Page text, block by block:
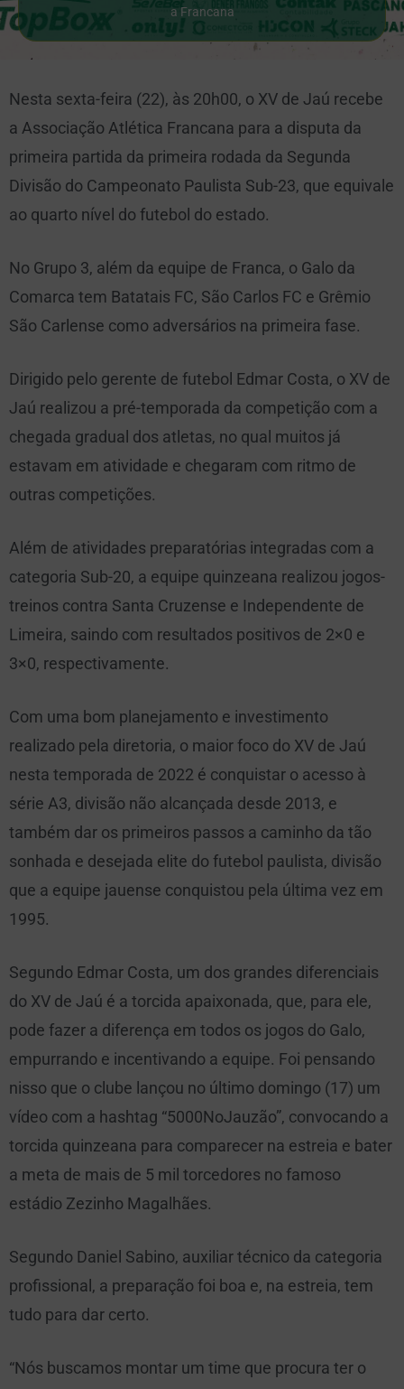
a Francana
Nesta sexta-feira (22), às 20h00, o XV de Jaú recebe
a Associação Atlética Francana para a disputa da
primeira partida da primeira rodada da Segunda
Divisão do Campeonato Paulista Sub-23, que equivale
ao quarto nível do futebol do estado.
No Grupo 3, além da equipe de Franca, o Galo da
Comarca tem Batatais FC, São Carlos FC e Grêmio
São Carlense como adversários na primeira fase.
Dirigido pelo gerente de futebol Edmar Costa, o XV de
Jaú realizou a pré-temporada da competição com a
chegada gradual dos atletas, no qual muitos já
estavam em atividade e chegaram com ritmo de
outras competições.
Além de atividades preparatórias integradas com a
categoria Sub-20, a equipe quinzeana realizou jogos-
treinos contra Santa Cruzense e Independente de
Limeira, saindo com resultados positivos de 2×0 e
3×0, respectivamente.
Com uma bom planejamento e investimento
realizado pela diretoria, o maior foco do XV de Jaú
nesta temporada de 2022 é conquistar o acesso à
série A3, divisão não alcançada desde 2013, e
também dar os primeiros passos a caminho da tão
sonhada e desejada elite do futebol paulista, divisão
que a equipe jauense conquistou pela última vez em
1995.
Segundo Edmar Costa, um dos grandes diferenciais
do XV de Jaú é a torcida apaixonada, que, para ele,
pode fazer a diferença em todos os jogos do Galo,
empurrando e incentivando a equipe. Foi pensando
nisso que o clube lançou no último domingo (17) um
vídeo com a hashtag “5000NoJauzão”, convocando a
torcida quinzeana para comparecer na estreia e bater
a meta de mais de 5 mil torcedores no famoso
estádio Zezinho Magalhães.
Segundo Daniel Sabino, auxiliar técnico da categoria
profissional, a preparação foi boa e, na estreia, tem
tudo para dar certo.
“Nós buscamos montar um time que procura ter o